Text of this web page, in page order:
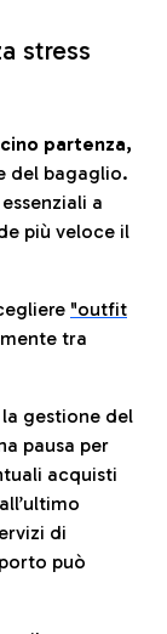
stress
partenza,
del bagaglio.
a
più veloce il
"outfit
tra
gestione del
pausa per
acquisti
di
può